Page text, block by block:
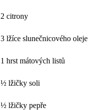
2 citrony
3 lžíce slunečnicového oleje
1 hrst mátových listů
½ lžičky soli
½ lžičky pepře